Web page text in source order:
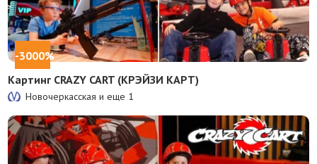
-3000%
Картинг CRAZY CART (КРЭЙЗИ КАРТ)
Новочеркасская и еще 1